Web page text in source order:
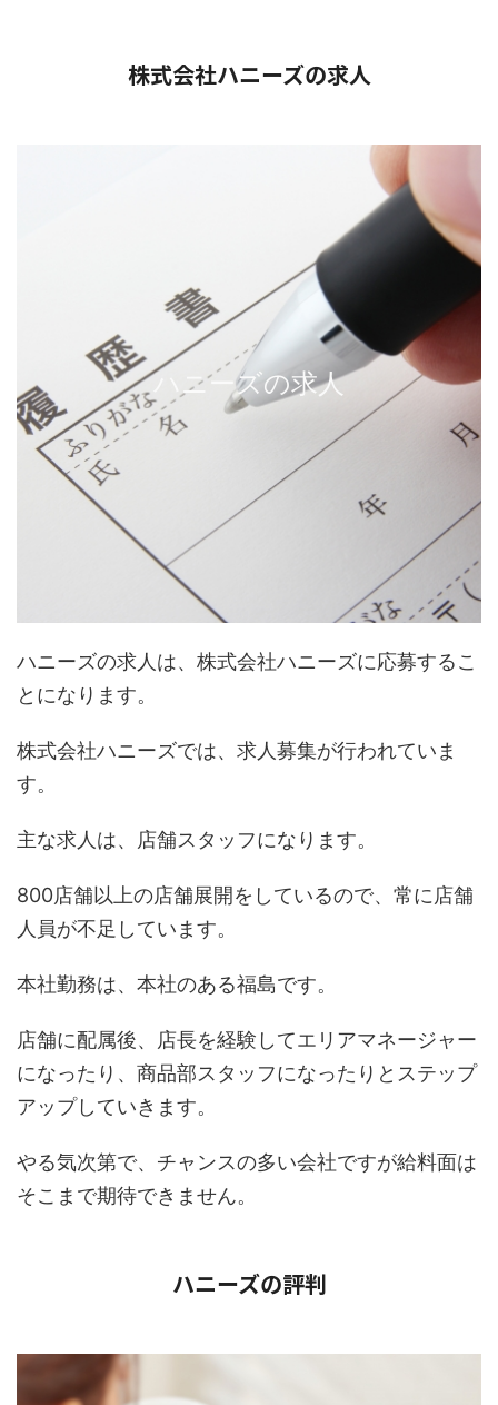
株式会社ハニーズの求人
ハニーズの求人
ハニーズの求人は、株式会社ハニーズに応募するこ
とになります。
株式会社ハニーズでは、求人募集が行われていま
す。
主な求人は、店舗スタッフになります。
800店舗以上の店舗展開をしているので、常に店舗
人員が不足しています。
本社勤務は、本社のある福島です。
店舗に配属後、店長を経験してエリアマネージャー
になったり、商品部スタッフになったりとステップ
アップしていきます。
やる気次第で、チャンスの多い会社ですが給料面は
そこまで期待できません。
ハニーズの評判